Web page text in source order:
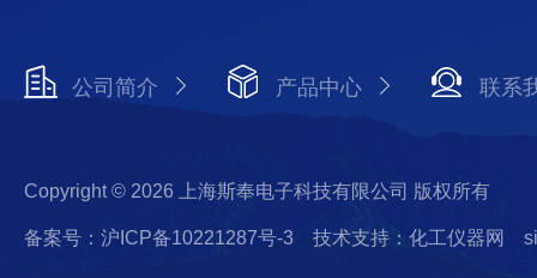
公司简介 产品中心 联系
Copyright © 2026 上海斯奉电子科技有限公司 版权所有
备案号：沪ICP备10221287号-3 技术支持：化工仪器网